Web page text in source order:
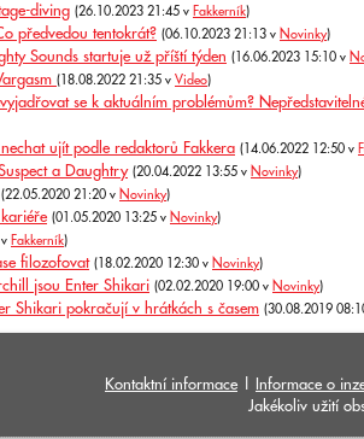
diving (26.10.2023 21:45 v Fakkerník)
předvedou tentokrát? (06.10.2023 21:13 v Novinky)
Sounds startuje už příští týden (16.06.2023 15:10 v
(18.08.2022 21:35 v Video)
se k aktuálním problémům?
ujít podle redaktorů Fakkera (14.06.2022 12:50 v
a Daughtry (20.04.2022 13:55 v Novinky)
(22.05.2020 21:20 v Novinky)
(01.05.2020 13:25 v Novinky)
Fakkerník)
filozofovat (18.02.2020 12:30 v Novinky)
jsou Enter Shikari (02.02.2020 19:00 v Novinky)
Shikari pokračují v hrátkách s časem (30.08.2019
Kontaktní informace
Informace o
Jakékoliv užití